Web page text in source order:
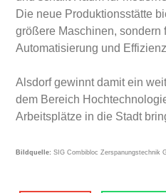
Die neue Produktionsstätte
größere Maschinen, sondern
Automatisierung und
Alsdorf gewinnt damit ein
dem Bereich
Arbeitsplätze in die Stadt
Bildquelle: SIG Combibloc Zerspanungstechnik